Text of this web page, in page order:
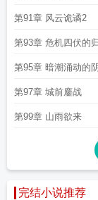
第91章 风云诡谲2
第93章 危机四伏的
第95章 暗潮涌动的
第97章 城前鏖战
第99章 山雨欲来
完结小说推荐